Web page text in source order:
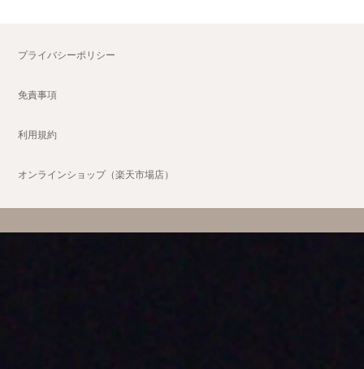
プライバシーポリシー
免責事項
利用規約
オンラインショップ（楽天市場店）